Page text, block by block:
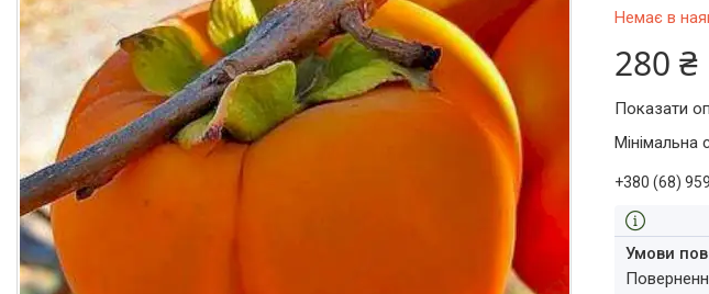
Немає в
280 ₴
Показати
Мінімальна
+380 (68)